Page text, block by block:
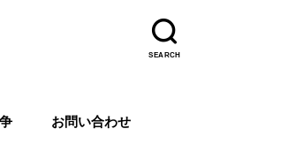
SEARCH
お問い合わせ